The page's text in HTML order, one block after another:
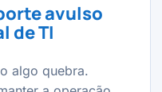
avulso
de TI
algo quebra.